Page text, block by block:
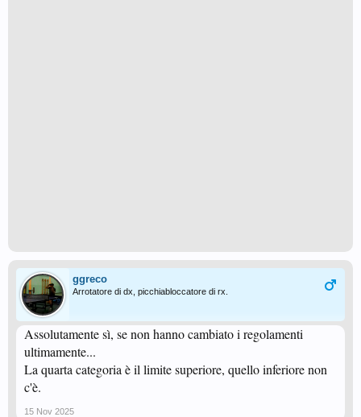
ggreco
Arrotatore di dx, picchiabloccatore di rx.
Assolutamente sì, se non hanno cambiato i regolamenti
ultimamente...
La quarta categoria è il limite superiore, quello inferiore non
c'è.
15 Nov 2025